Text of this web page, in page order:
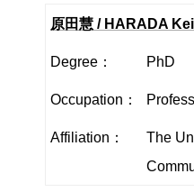
原田慧 / HARADA Kei
Degree： PhD
Occupation：
Affiliation：
The